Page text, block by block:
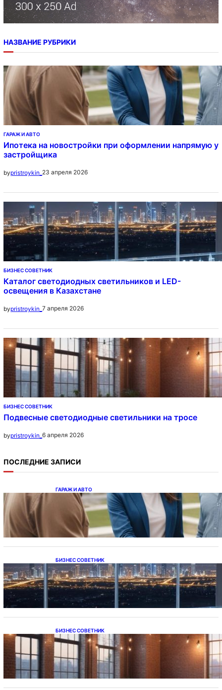
НАЗВАНИЕ РУБРИКИ
ГАРАЖ И АВТО
Ипотека на новостройки при оформлении напрямую у
застройщика
bypristroykin_ 23 апреля 2026
БИЗНЕС СОВЕТНИК
Каталог светодиодных светильников и LED-
освещения в Казахстане
bypristroykin_ 7 апреля 2026
БИЗНЕС СОВЕТНИК
Подвесные светодиодные светильники на тросе
bypristroykin_ 6 апреля 2026
ПОСЛЕДНИЕ ЗАПИСИ
ГАРАЖ И АВТО
Ипотека на новостройки при оформлении
напрямую у застройщика
БИЗНЕС СОВЕТНИК
Каталог светодиодных светильников и
LED-освещения в Казахстане
БИЗНЕС СОВЕТНИК
Подвесные светодиодные светильники на
тросе